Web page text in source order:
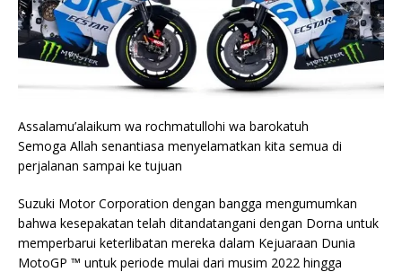
Assalamu’alaikum wa rochmatullohi wa barokatuh
Semoga Allah senantiasa menyelamatkan kita semua di
perjalanan sampai ke tujuan
Suzuki Motor Corporation dengan bangga mengumumkan
bahwa kesepakatan telah ditandatangani dengan Dorna untuk
memperbarui keterlibatan mereka dalam Kejuaraan Dunia
MotoGP ™ untuk periode mulai dari musim 2022 hingga